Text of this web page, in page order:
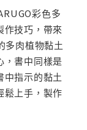
彩色多
作技巧，帶來
多肉植物黏土
，書中同樣是
中指示的黏土
鬆上手，製作